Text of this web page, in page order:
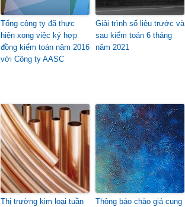
Tổng công ty đã thực
hiện xong việc ký hợp
đồng kiểm toán năm 2016
với Công ty AASC
Giải trình số liệu trước và
sau kiểm toán 6 tháng
năm 2021
Thị trường kim loại tuần
Thông báo chào giá cung